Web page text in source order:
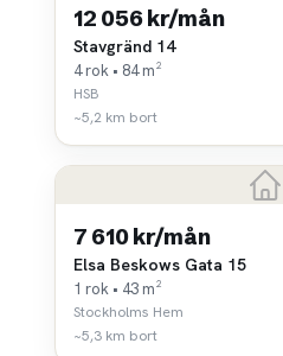
12 056 kr/mån
Stavgränd 14
4 rok • 84 m²
HSB
~5,2 km bort
7 610 kr/mån
Elsa Beskows Gata 15
1 rok • 43 m²
Stockholms Hem
~5,3 km bort